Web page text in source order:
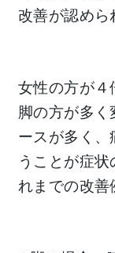
改善が認めら
女性の方が４
脚の方が多く
ースが多く
うことが症
れまでの改善